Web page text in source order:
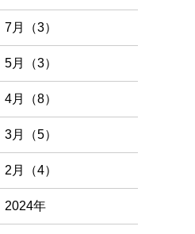
7月（3）
5月（3）
4月（8）
3月（5）
2月（4）
2024年